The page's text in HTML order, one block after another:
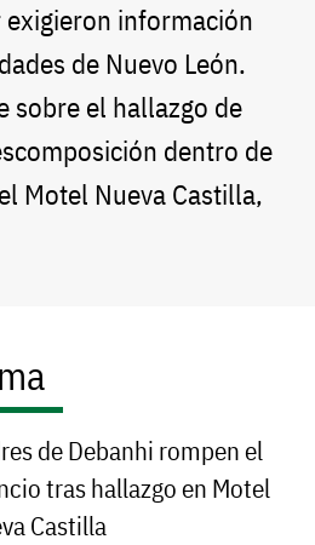
exigieron información
de Nuevo León.
sobre el hallazgo de
dentro de
Motel Nueva Castilla,
de Debanhi rompen el
tras hallazgo en Motel
Castilla